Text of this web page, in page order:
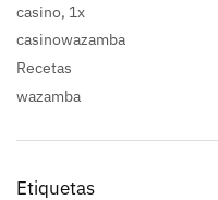
casino, 1x
casinowazamba
Recetas
wazamba
Etiquetas